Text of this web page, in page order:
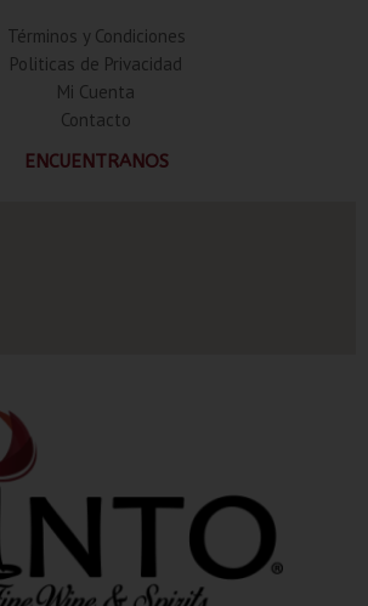
Términos y Condiciones
Politicas de Privacidad
Mi Cuenta
Contacto
ENCUENTRANOS